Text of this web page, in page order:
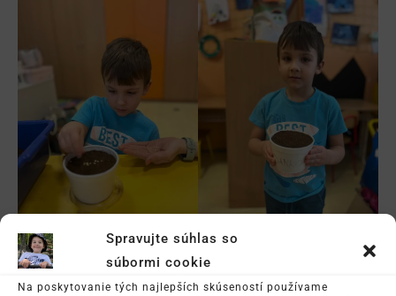
Spravujte súhlas so
súbormi cookie
Na poskytovanie tých najlepších skúseností používame